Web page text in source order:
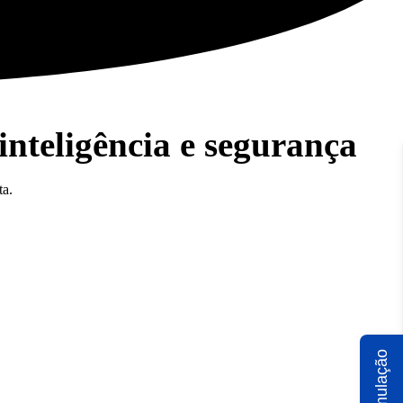
e segurança
Simulação